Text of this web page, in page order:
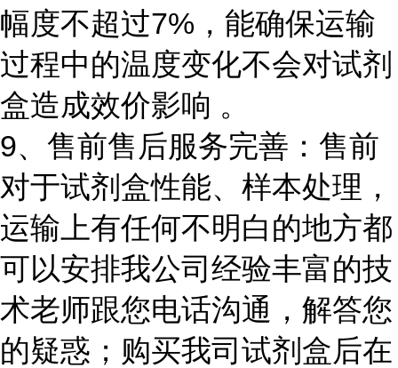
幅度不超过7%，能确保运输
过程中的温度变化不会对试剂
盒造成效价影响 。
9、售前售后服务完善：售前
对于试剂盒性能、样本处理，
运输上有任何不明白的地方都
可以安排我公司经验丰富的技
术老师跟您电话沟通，解答您
的疑惑；购买我司试剂盒后在